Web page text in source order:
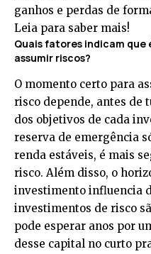
ganhos e perdas de
Leia para saber mais!
Quais fatores indicam
assumir riscos?
O momento certo para
risco depende, antes de
dos objetivos de cada
reserva de emergência
renda estáveis, é mais
risco. Além disso, o
investimento influencia
investimentos de risco
pode esperar anos por
desse capital no curto